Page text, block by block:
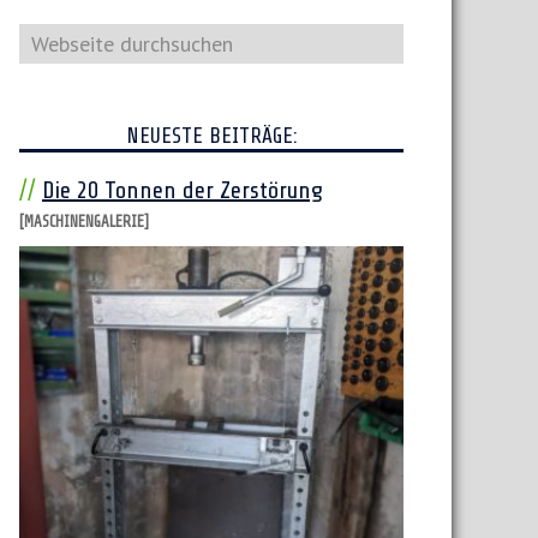
Webseite
durchsuchen
NEUESTE BEITRÄGE:
Die 20 Tonnen der Zerstörung
[MASCHINENGALERIE]